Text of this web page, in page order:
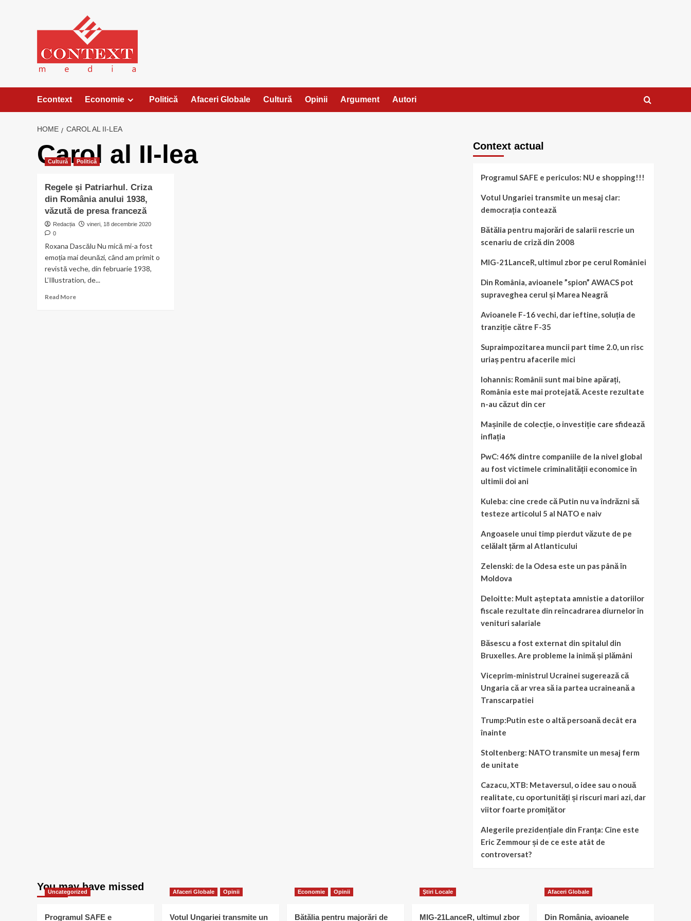
Econtext Economie Politică Afaceri Globale Cultură Opinii Argument Autori
HOME CAROL AL II-LEA
Carol al II-lea
Cultură Politică
Regele și Patriarhul. Criza
din România anului 1938,
văzută de presa franceză
Redacția
vineri, 18 decembrie 2020
0
Roxana Dascălu Nu mică mi-a fost
emoția mai deunăzi, când am primit o
revistă veche, din februarie 1938,
L’Illustration, de...
Read MoreRead
Context actual
Programul SAFE e periculos: NU e shopping!!!
Votul Ungariei transmite un mesaj clar:
democrația contează
Bătălia pentru majorări de salarii rescrie un
scenariu de criză din 2008
MIG-21LanceR, ultimul zbor pe cerul României
Din România, avioanele ”spion” AWACS pot
supraveghea cerul și Marea Neagră
Avioanele F-16 vechi, dar ieftine, soluția de
tranziție către F-35
Supraimpozitarea muncii part time 2.0, un risc
uriaș pentru afacerile mici
Iohannis: Românii sunt mai bine apărați,
România este mai protejată. Aceste rezultate
n-au căzut din cer
Mașinile de colecție, o investiție care sfidează
inflația
PwC: 46% dintre companiile de la nivel global
au fost victimele criminalității economice în
ultimii doi ani
Kuleba: cine crede că Putin nu va îndrăzni să
testeze articolul 5 al NATO e naiv
Angoasele unui timp pierdut văzute de pe
celălalt țărm al Atlanticului
Zelenski: de la Odesa este un pas până în
Moldova
Deloitte: Mult așteptata amnistie a datoriilor
fiscale rezultate din reîncadrarea diurnelor în
venituri salariale
Băsescu a fost externat din spitalul din
Bruxelles. Are probleme la inimă și plămâni
Viceprim-ministrul Ucrainei sugerează că
Ungaria că ar vrea să ia partea ucraineană a
Transcarpatiei
Trump:Putin este o altă persoană decât era
înainte
Stoltenberg: NATO transmite un mesaj ferm
de unitate
Cazacu, XTB: Metaversul, o idee sau o nouă
realitate, cu oportunități și riscuri mari azi, dar
viitor foarte promițător
Alegerile prezidențiale din Franța: Cine este
Eric Zemmour și de ce este atât de
controversat?
You may have missed
Uncategorized
Programul SAFE e
Afaceri Globale Opinii
Votul Ungariei transmite un
Economie Opinii
Bătălia pentru majorări de
Ştiri Locale
MIG-21LanceR, ultimul zbor
Afaceri Globale
Din România, avioanele